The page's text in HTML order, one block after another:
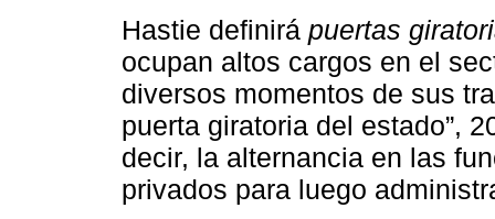
Hastie definirá puertas
ocupan altos cargos en el
diversos momentos de sus
puerta giratoria del estado”,
decir, la alternancia en las
privados para luego